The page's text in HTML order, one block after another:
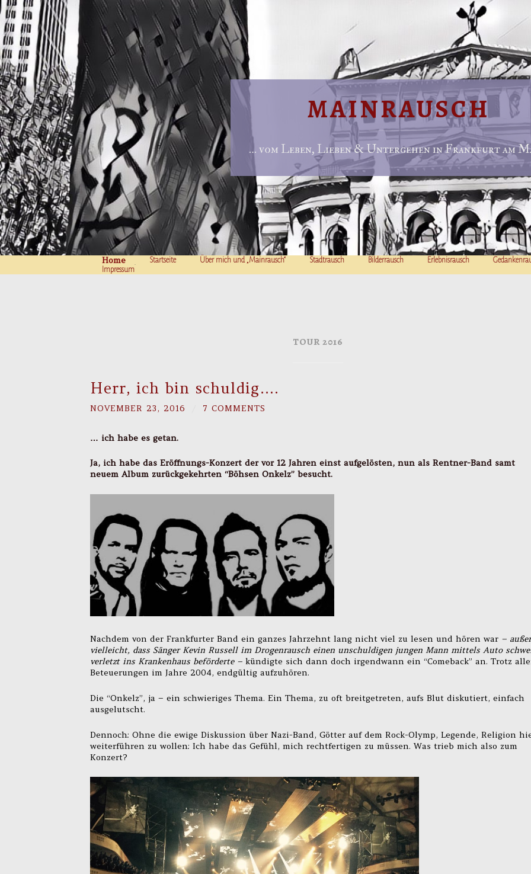
MAINRAUSCH
… vom Leben, Lieben & Untergehen in Frankfurt am
Home Startseite Über mich und „Mainrausch“ Stadtrausch Bilderrausch Erlebnisrausch
Impressum
TOUR 2016
Herr, ich bin schuldig….
NOVEMBER 23, 2016 7 COMMENTS
… ich habe es getan.
Ja, ich habe das Eröffnungs-Konzert der vor 12 Jahren einst aufgelösten, nun als Rentner-Band samt
neuem Album zurückgekehrten “Böhsen Onkelz” besucht.
Nachdem von der Frankfurter Band ein ganzes Jahrzehnt lang nicht viel zu lesen und hören war – außer
vielleicht, dass Sänger Kevin Russell im Drogenrausch einen unschuldigen jungen Mann mittels Auto
verletzt ins Krankenhaus beförderte – kündigte sich dann doch irgendwann ein “Comeback” an. Trotz
Beteuerungen im Jahre 2004, endgültig aufzuhören.
Die “Onkelz”, ja – ein schwieriges Thema. Ein Thema, zu oft breitgetreten, aufs Blut diskutiert, einfach
ausgelutscht.
Dennoch: Ohne die ewige Diskussion über Nazi-Band, Götter auf dem Rock-Olymp, Legende, Religion
weiterführen zu wollen: Ich habe das Gefühl, mich rechtfertigen zu müssen. Was trieb mich also zum
Konzert?